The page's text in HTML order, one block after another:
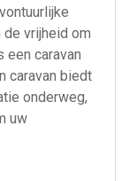
vrijheid om
een caravan
caravan biedt
onderweg,
uw